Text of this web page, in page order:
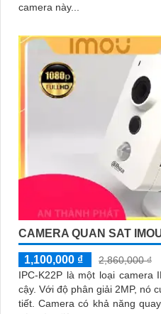
camera này...
CAMERA QUAN SAT
1,100,000 ₫
2,860,000 ₫
IPC-K22P là một loại camera
cậy. Với độ phân giải 2MP, nó cung cấp hình ảnh rõ nét và chi
tiết. Camera có khả năng quay quét 360 độ, cho phép giám